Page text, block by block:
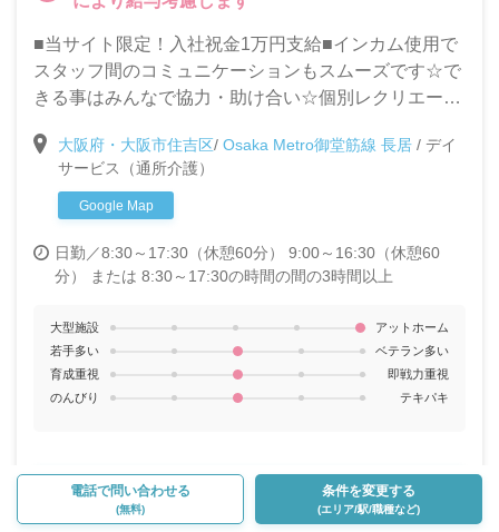
■当サイト限定！入社祝金1万円支給■インカム使用で
スタッフ間のコミュニケーションもスムーズです☆で
きる事はみんなで協力・助け合い☆個別レクリエーシ
く一緒に働く仲間を募集します！【週1日～/時給
1,000円～】
大阪府・大阪市住吉区/ Osaka Metro御堂筋線 長居 / デイ
サービス（通所介護）
Google Map
日勤／8:30～17:30（休憩60分） 9:00～16:30（休憩60
分） または 8:30～17:30の時間の間の3時間以上
大型施設
アットホーム
若手多い
ベテラン多い
育成重視
即戦力重視
のんびり
テキパキ
詳細を見る
（勤務時間・雰囲気など）
電話で問い合わせる
(無料)
条件を変更する
(エリア/駅/職種など)